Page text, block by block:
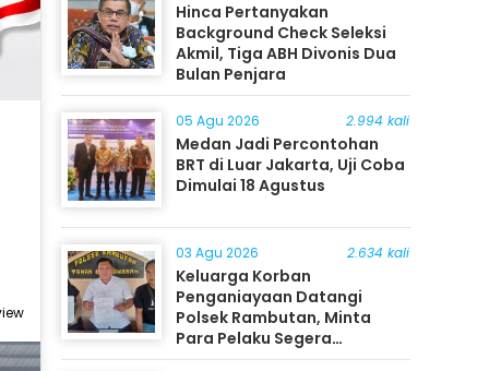
Hinca Pertanyakan
Background Check Seleksi
Akmil, Tiga ABH Divonis Dua
Bulan Penjara
05 Agu 2026 2.994 kali
Medan Jadi Percontohan
BRT di Luar Jakarta, Uji Coba
Dimulai 18 Agustus
03 Agu 2026 2.634 kali
Keluarga Korban
Penganiayaan Datangi
Polsek Rambutan, Minta
Para Pelaku Segera
Ditangkap